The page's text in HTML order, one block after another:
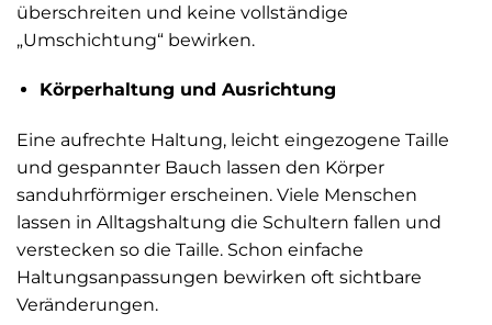
überschreiten und keine vollständige
„Umschichtung“ bewirken.
Körperhaltung und Ausrichtung
Eine aufrechte Haltung, leicht eingezogene Taille
und gespannter Bauch lassen den Körper
sanduhrförmiger erscheinen. Viele Menschen
lassen in Alltagshaltung die Schultern fallen und
verstecken so die Taille. Schon einfache
Haltungsanpassungen bewirken oft sichtbare
Veränderungen.